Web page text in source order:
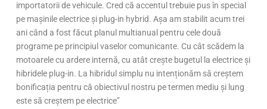
importatorii de vehicule. Cred că accentul trebuie pus în special
pe mașinile electrice și plug-in hybrid. Așa am stabilit acum trei
ani când a fost făcut planul multianual pentru cele două
programe pe principiul vaselor comunicante. Cu cât scădem la
motoarele cu ardere internă, cu atât crește bugetul la electrice și
hibridele plug-in. La hibridul simplu nu intenționăm să creștem
bonificația pentru că obiectivul nostru pe termen mediu și lung
este să creștem pe electrice”